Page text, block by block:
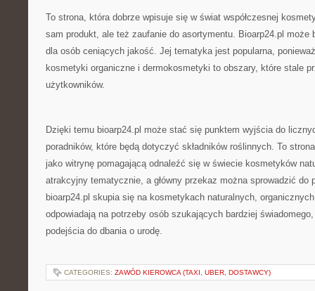
To strona, która dobrze wpisuje się w świat współczesnej
sam produkt, ale też zaufanie do asortymentu. Bioarp24.pl może
dla osób ceniących jakość. Jej tematyka jest popularna,
kosmetyki organiczne i dermokosmetyki to obszary, które stale
użytkowników.
Dzięki temu bioarp24.pl może stać się punktem wyjścia do
poradników, które będą dotyczyć składników roślinnych. To
jako witrynę pomagającą odnaleźć się w świecie kosmetyków
atrakcyjny tematycznie, a główny przekaz można sprowadzić do
bioarp24.pl skupia się na kosmetykach naturalnych,
odpowiadają na potrzeby osób szukających bardziej
podejścia do dbania o urodę.
CATEGORIES: ZAWÓD KIEROWCA (TAXI, UBER, DOSTAWCY)